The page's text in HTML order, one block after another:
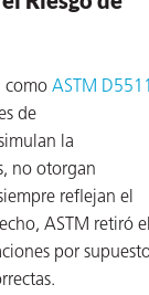
como ASTM
de
la
no otorgan
reflejan el
ASTM retiró
por